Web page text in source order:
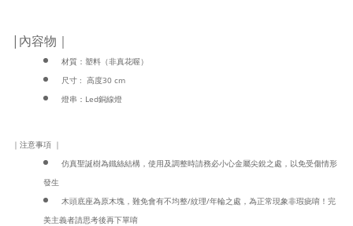
|內容物｜
材質：塑料（非真花喔）
尺寸 : 高度30 cm
燈串：Led銅線燈
｜注意事項 ｜
仿真聖誕樹為鐵絲結構，使用及調整時請務必小心金屬尖銳之處，以免受傷情形
發生
木頭底座為原木塊，難免會有不均整/紋理/年輪之處，為正常現象非瑕疵唷！完
美主義者請思考後再下單唷